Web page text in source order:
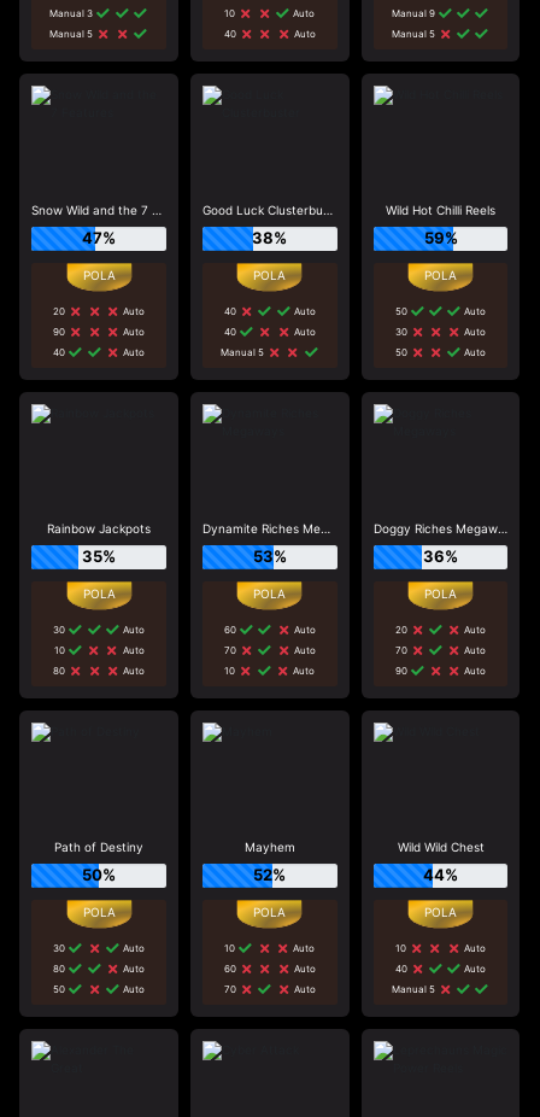
Manual 3
Manual 5
10
Auto
40
Auto
Manual 9
Manual 5
Snow Wild and the 7 Features
47%
20
Auto
90
Auto
40
Auto
Good Luck Clusterbuster
38%
40
Auto
40
Auto
Manual 5
Wild Hot Chilli Reels
59%
50
Auto
30
Auto
50
Auto
Rainbow Jackpots
35%
30
Auto
10
Auto
80
Auto
Dynamite Riches Megaways
53%
60
Auto
70
Auto
10
Auto
Doggy Riches Megaways
36%
20
Auto
70
Auto
90
Auto
Path of Destiny
50%
30
Auto
80
Auto
50
Auto
Mayhem
52%
10
Auto
60
Auto
70
Auto
Wild Wild Chest
44%
10
Auto
40
Auto
Manual 5